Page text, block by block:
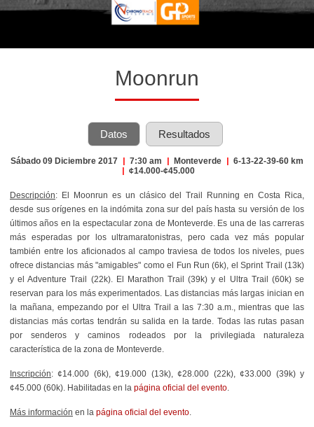
Moonrun
Datos Resultados
Sábado 09 Diciembre 2017 | 7:30 am | Monteverde | 6-13-22-39-60 km
| ¢14.000-¢45.000
Descripción: El Moonrun es un clásico del Trail Running en Costa Rica,
desde sus orígenes en la indómita zona sur del país hasta su versión de los
últimos años en la espectacular zona de Monteverde. Es una de las carreras
más esperadas por los ultramaratonistras, pero cada vez más popular
también entre los aficionados al campo traviesa de todos los niveles, pues
ofrece distancias más "amigables" como el Fun Run (6k), el Sprint Trail (13k)
y el Adventure Trail (22k). El Marathon Trail (39k) y el Ultra Trail (60k) se
reservan para los más experimentados. Las distancias más largas inician en
la mañana, empezando por el Ultra Trail a las 7:30 a.m., mientras que las
distancias más cortas tendrán su salida en la tarde. Todas las rutas pasan
por senderos y caminos rodeados por la privilegiada naturaleza
característica de la zona de Monteverde.
Inscripción: ¢14.000 (6k), ¢19.000 (13k), ¢28.000 (22k), ¢33.000 (39k) y
¢45.000 (60k). Habilitadas en la página oficial del evento
Más información en la página oficial del evento